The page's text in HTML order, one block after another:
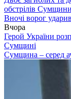
обстрілів
Вночі ворог
Вчора
Герой України
Сумщині
Сумщина – серед